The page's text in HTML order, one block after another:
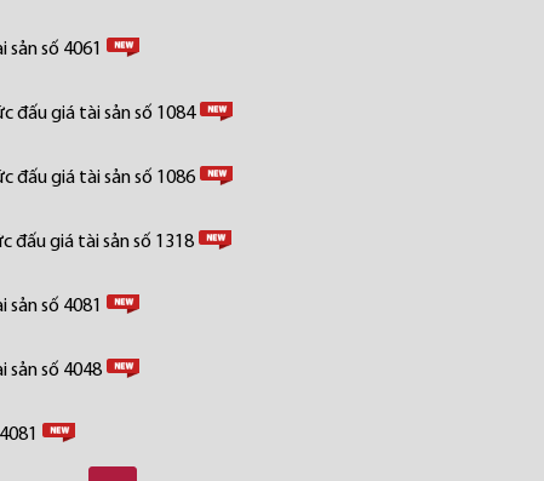
số 4061
đấu giá tài sản số 1084
đấu giá tài sản số 1086
đấu giá tài sản số 1318
số 4081
sản số 4048